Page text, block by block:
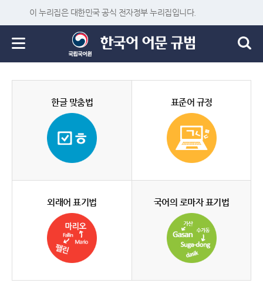
이 누리집은 대한민국 공식 전자정부 누리집입니다.
한글 맞춤법 표준어 규정
외래어 표기법 국어의 로마자 표기법